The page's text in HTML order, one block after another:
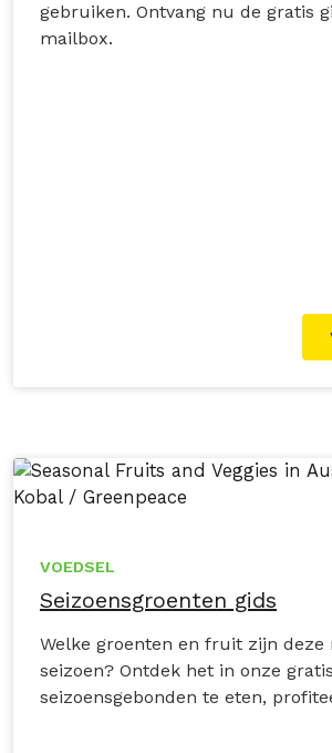
gebruiken. Ontvang nu de gratis
mailbox.
VOEDSEL
Seizoensgroenten gids
Welke groenten en fruit zijn deze
seizoen? Ontdek het in onze
seizoensgebonden te eten,